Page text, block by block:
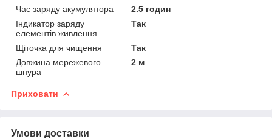
Час заряду акумулятора
2.5 годин
Індикатор заряду
елементів живлення
Так
Щіточка для чищення
Так
Довжина мережевого
шнура
2 м
Приховати
Умови доставки